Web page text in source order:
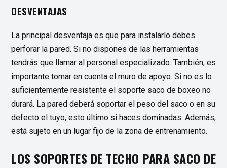
DESVENTAJAS
La principal desventaja es que para instalarlo debes
perforar la pared. Si no dispones de las herramientas
tendrás que llamar al personal especializado. También, es
importante tomar en cuenta el muro de apoyo. Si no es lo
suficientemente resistente el soporte saco de boxeo no
durará. La pared deberá soportar el peso del saco o en su
defecto el tuyo, esto último si haces dominadas. Además,
está sujeto en un lugar fijo de la zona de entrenamiento.
LOS SOPORTES DE TECHO PARA SACO DE